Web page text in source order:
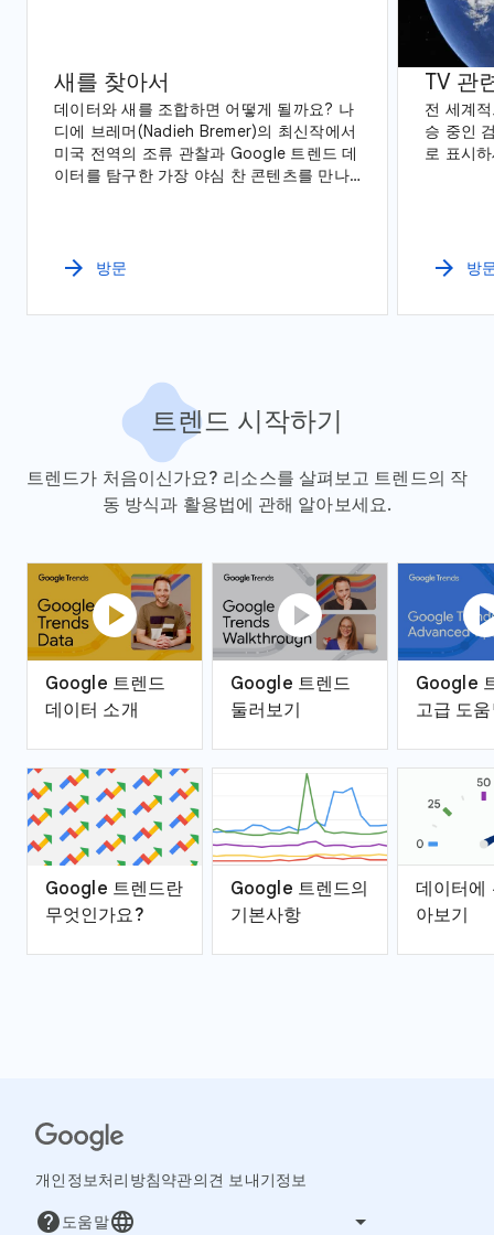
새를 찾아서
데이터와 새를 조합하면 어떻게 될까요? 나
디에 브레머(Nadieh Bremer)의 최신작에서
미국 전역의 조류 관찰과 Google 트렌드 데
이터를 탐구한 가장 야심 찬 콘텐츠를 만나
arrow_forward 방문
TV 관
전 세계
승 중인
로 표시
arrow_forward 방
트렌드 시작하기
트렌드가 처음이신가요? 리소스를 살펴보고 트렌드의 작
동 방식과 활용법에 관해 알아보세요.
play_circle
Google 트렌드
데이터 소개
play_circle
Google 트렌드
둘러보기
Google
고급 도
Google 트렌드란
무엇인가요?
Google 트렌드의
기본사항
데이터에
아보기
개인정보처리방침약관의견 보내기정보
help도움말language